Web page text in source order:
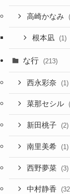
高崎かなみ
根本凪 (1)
な行 (213)
西永彩奈 (1)
菜那セシル
新田桃子 (2)
南里美希 (1)
西野夢菜 (3)
中村静香